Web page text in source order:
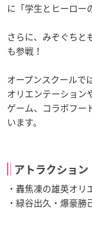
に「学生とヒーロー
さらに、みぞぐちと
も参戦！
オープンスクールで
オリエンテーション
ゲーム、コラボフー
います。
アトラクション
・轟焦凍の雄英オリ
・緑谷出久・爆豪